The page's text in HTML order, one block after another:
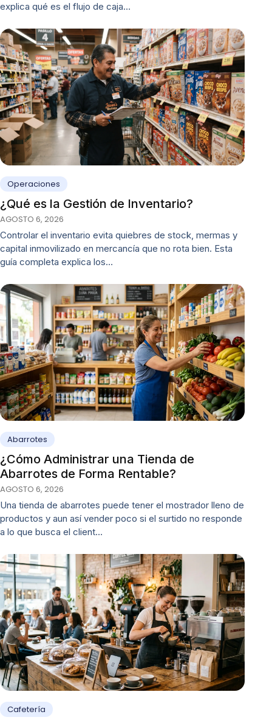
explica qué es el flujo de caja…
Operaciones
¿Qué es la Gestión de Inventario?
AGOSTO 6, 2026
Controlar el inventario evita quiebres de stock, mermas y
capital inmovilizado en mercancía que no rota bien. Esta
guía completa explica los…
Abarrotes
¿Cómo Administrar una Tienda de
Abarrotes de Forma Rentable?
AGOSTO 6, 2026
Una tienda de abarrotes puede tener el mostrador lleno de
productos y aun así vender poco si el surtido no responde
a lo que busca el client…
Cafetería